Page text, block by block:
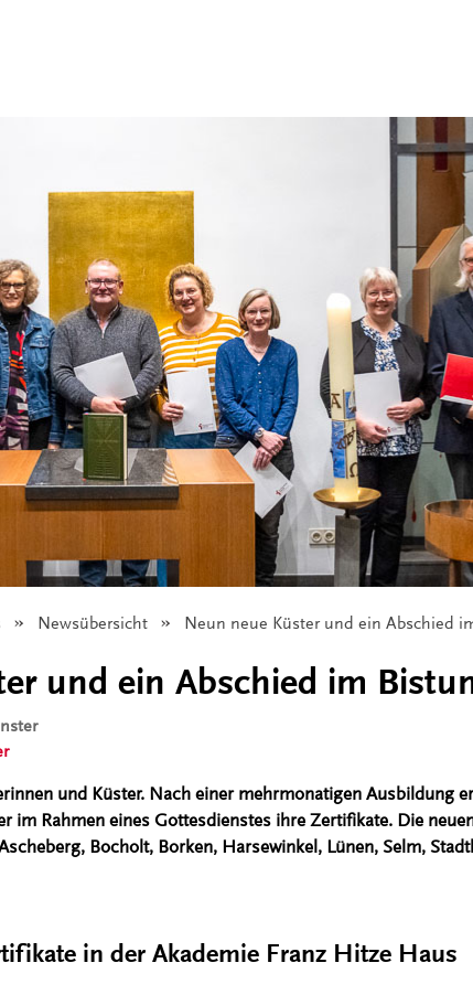
Newsübersicht Angezeigt:
Neun neue Küster und ein Abschied
und ein Abschied im
und Küster. Nach einer mehrmonatigen Ausbildung
im Rahmen eines Gottesdienstes ihre Zertifikate. Die
Bocholt, Borken, Harsewinkel, Lünen, Selm,
in der Akademie Franz Hitze Haus